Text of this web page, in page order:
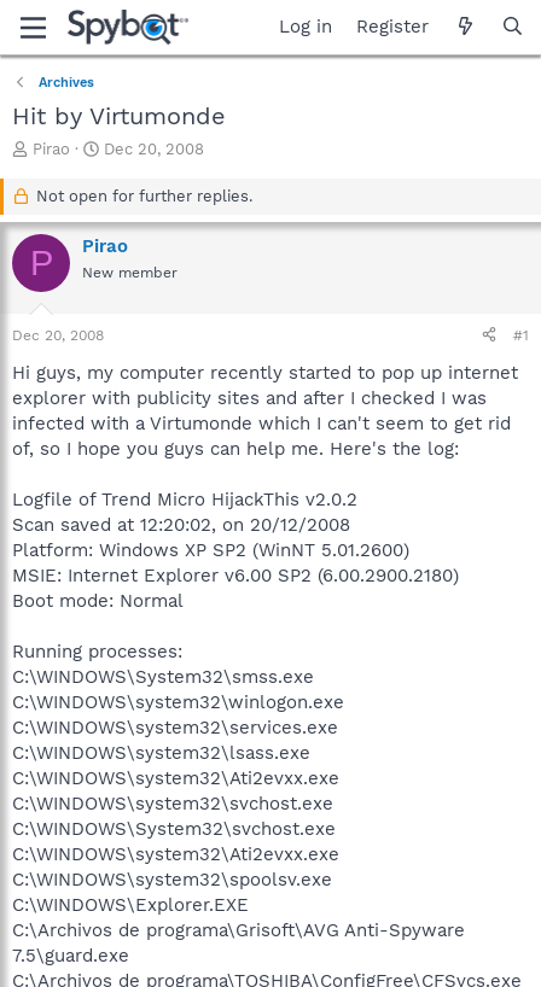
Log in Register
Archives
Hit by Virtumonde
T
a
d
s
r
e
r
Pirao
S
a
t
d
a
Dec 20, 2008
Not open for further replies.
P Pirao
New member
Dec 20, 2008 #1
Hi guys, my computer recently started to pop up internet
explorer with publicity sites and after I checked I was
infected with a Virtumonde which I can't seem to get rid
of, so I hope you guys can help me. Here's the log:
Logfile of Trend Micro HijackThis v2.0.2
Scan saved at 12:20:02, on 20/12/2008
Platform: Windows XP SP2 (WinNT 5.01.2600)
MSIE: Internet Explorer v6.00 SP2 (6.00.2900.2180)
Boot mode: Normal
Running processes:
C:\WINDOWS\System32\smss.exe
C:\WINDOWS\system32\winlogon.exe
C:\WINDOWS\system32\services.exe
C:\WINDOWS\system32\lsass.exe
C:\WINDOWS\system32\Ati2evxx.exe
C:\WINDOWS\system32\svchost.exe
C:\WINDOWS\System32\svchost.exe
C:\WINDOWS\system32\Ati2evxx.exe
C:\WINDOWS\system32\spoolsv.exe
C:\WINDOWS\Explorer.EXE
C:\Archivos de programa\Grisoft\AVG Anti-Spyware
7.5\guard.exe
C:\Archivos de programa\TOSHIBA\ConfigFree\CFSvcs.exe